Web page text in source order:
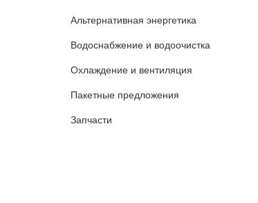
Альтернативная энергетика
Водоснабжение и водоочистка
Охлаждение и вентиляция
Пакетные предложения
Запчасти